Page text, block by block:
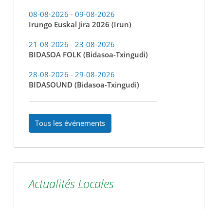
08-08-2026 - 09-08-2026
Irungo Euskal Jira 2026 (Irun)
21-08-2026 - 23-08-2026
BIDASOA FOLK (Bidasoa-Txingudi)
28-08-2026 - 29-08-2026
BIDASOUND (Bidasoa-Txingudi)
Tous les événements
Actualités Locales